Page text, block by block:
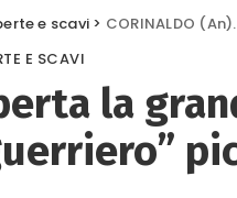
e scavi > CORINALDO (An). Scoperta la
E SCAVI
la